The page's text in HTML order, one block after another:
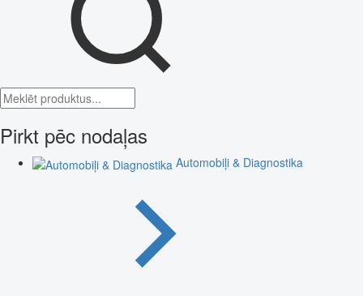
Pirkt pēc nodaļas
Automobiļi & Diagnostika